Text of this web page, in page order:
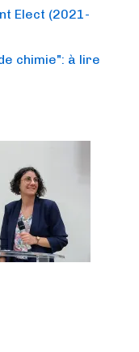
Elect (2021-
chimie": à lire